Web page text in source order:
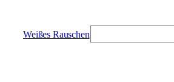
Weißes Rauschen